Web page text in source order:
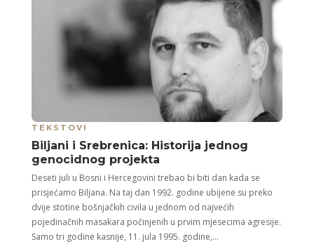
TEKSTOVI
Biljani i Srebrenica: Historija jednog
genocidnog projekta
Deseti juli u Bosni i Hercegovini trebao bi biti dan kada se
prisjećamo Biljana. Na taj dan 1992. godine ubijene su preko
dvije stotine bošnjačkih civila u jednom od najvećih
pojedinačnih masakara počinjenih u prvim mjesecima agresije.
Samo tri godine kasnije, 11. jula 1995. godine,...